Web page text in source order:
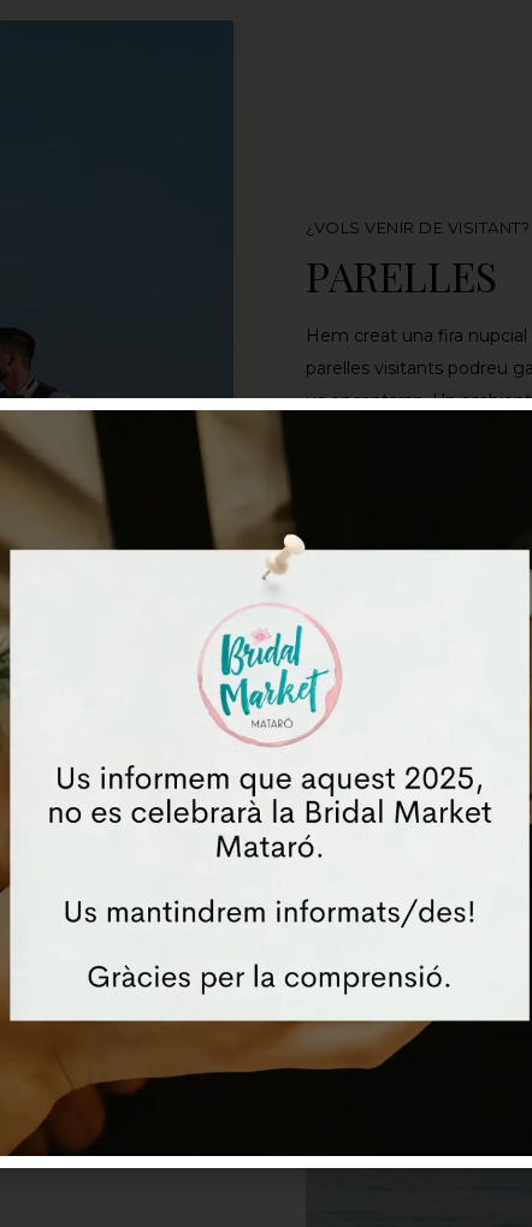
¿VOLS VENIR DE VISITANT?
PARELLES
Hem creat una fira
parelles visitants podreu
us encantaran. Un
que necessiteu per a
Si tens plans de boda